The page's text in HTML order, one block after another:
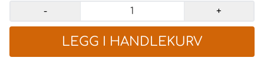
samt papir opp til A5. Glass og metall som skal
marmoreres bør først rengjøres med sprit. Utstyr som
brukes rengjøres med Marabu Cleaner eller white
spirit. Bør ikke brukes på gjenstander som kommer i
kontakt med mat. Fargen dryppes rett fra flasken i
vann. Dypp gjenstanden som skal marmoreres sakte i
- +